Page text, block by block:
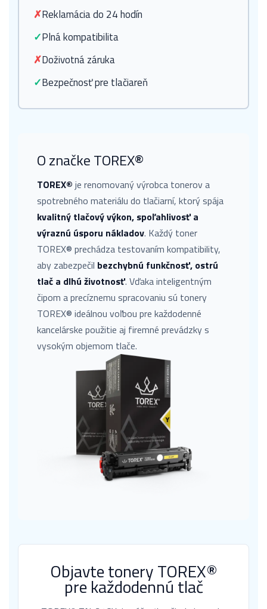
✗Reklamácia do 24 hodín
✓Plná kompatibilita
✗Doživotná záruka
✓Bezpečnosť pre tlačiareň
O značke TOREX®
TOREX® je renomovaný výrobca tonerov a
spotrebného materiálu do tlačiarní, ktorý spája
kvalitný tlačový výkon, spoľahlivosť a
výraznú úsporu nákladov. Každý toner
TOREX® prechádza testovaním kompatibility,
aby zabezpečil bezchybnú funkčnosť, ostrú
tlač a dlhú životnosť. Vďaka inteligentným
čipom a precíznemu spracovaniu sú tonery
TOREX® ideálnou voľbou pre každodenné
kancelárske použitie aj firemné prevádzky s
vysokým objemom tlače.
Objavte tonery TOREX®
pre každodennú tlač